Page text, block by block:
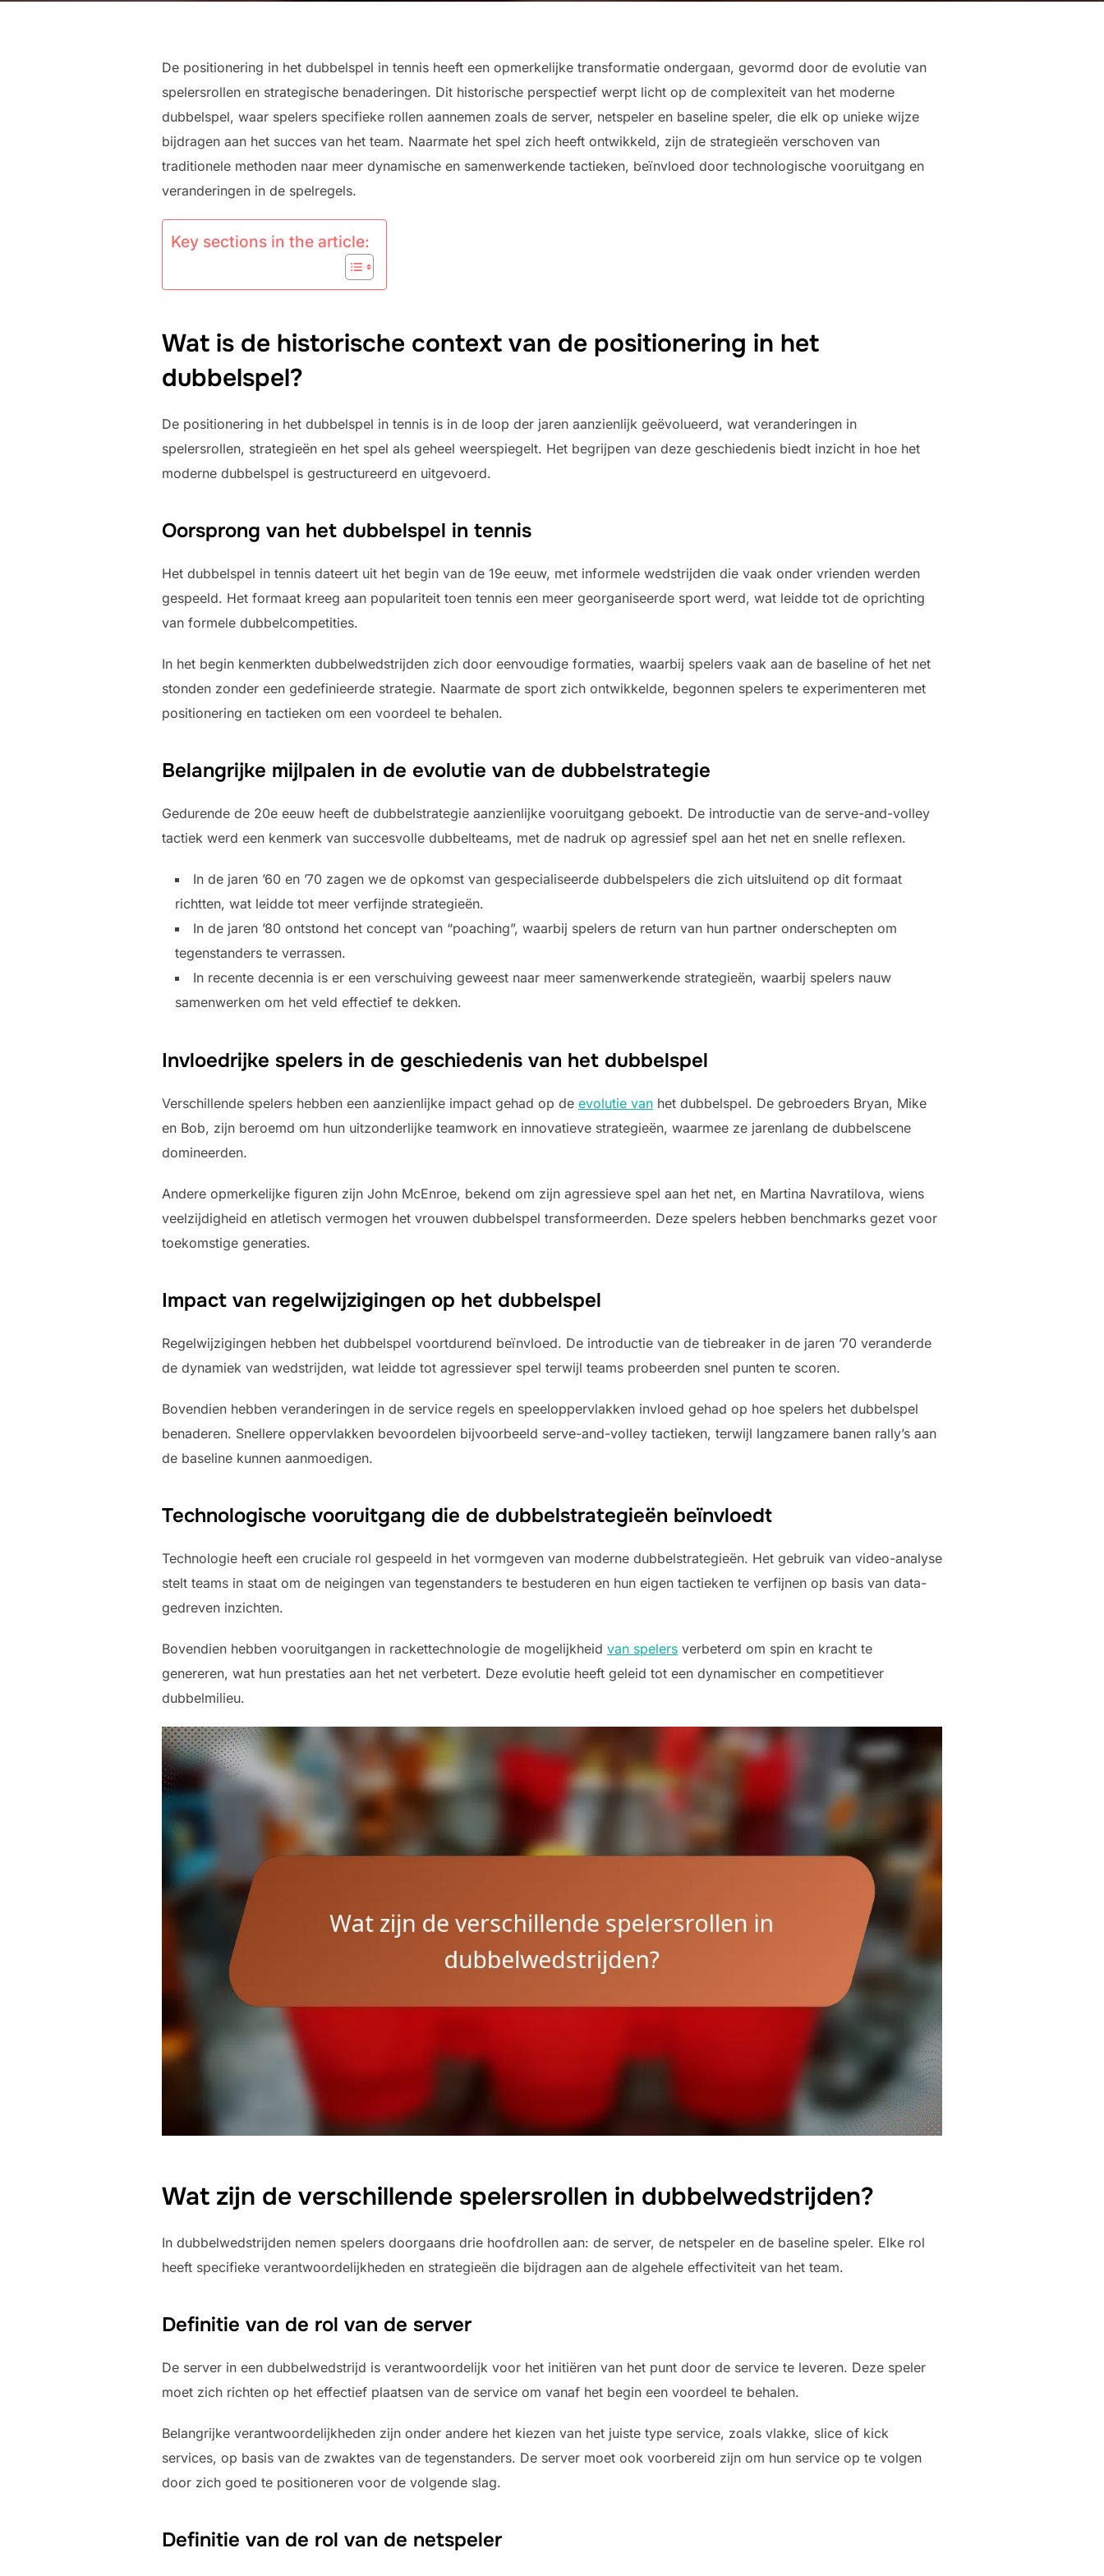
De positionering in het dubbelspel in tennis heeft een opmerkelijke transformatie ondergaan, gevormd door de evolutie van
spelersrollen en strategische benaderingen. Dit historische perspectief werpt licht op de complexiteit van het moderne
dubbelspel, waar spelers specifieke rollen aannemen zoals de server, netspeler en baseline speler, die elk op unieke wijze
bijdragen aan het succes van het team. Naarmate het spel zich heeft ontwikkeld, zijn de strategieën verschoven van
traditionele methoden naar meer dynamische en samenwerkende tactieken, beïnvloed door technologische vooruitgang en
veranderingen in de spelregels.
Key sections in the article:
Wat is de historische context van de positionering in het
dubbelspel?
De positionering in het dubbelspel in tennis is in de loop der jaren aanzienlijk geëvolueerd, wat veranderingen in
spelersrollen, strategieën en het spel als geheel weerspiegelt. Het begrijpen van deze geschiedenis biedt inzicht in hoe het
moderne dubbelspel is gestructureerd en uitgevoerd.
Oorsprong van het dubbelspel in tennis
Het dubbelspel in tennis dateert uit het begin van de 19e eeuw, met informele wedstrijden die vaak onder vrienden werden
gespeeld. Het formaat kreeg aan populariteit toen tennis een meer georganiseerde sport werd, wat leidde tot de oprichting
van formele dubbelcompetities.
In het begin kenmerkten dubbelwedstrijden zich door eenvoudige formaties, waarbij spelers vaak aan de baseline of het net
stonden zonder een gedefinieerde strategie. Naarmate de sport zich ontwikkelde, begonnen spelers te experimenteren met
positionering en tactieken om een voordeel te behalen.
Belangrijke mijlpalen in de evolutie van de dubbelstrategie
Gedurende de 20e eeuw heeft de dubbelstrategie aanzienlijke vooruitgang geboekt. De introductie van de serve-and-volley
tactiek werd een kenmerk van succesvolle dubbelteams, met de nadruk op agressief spel aan het net en snelle reflexen.
In de jaren ’60 en ’70 zagen we de opkomst van gespecialiseerde dubbelspelers die zich uitsluitend op dit formaat
richtten, wat leidde tot meer verfijnde strategieën.
In de jaren ’80 ontstond het concept van “poaching”, waarbij spelers de return van hun partner onderschepten om
tegenstanders te verrassen.
In recente decennia is er een verschuiving geweest naar meer samenwerkende strategieën, waarbij spelers nauw
samenwerken om het veld effectief te dekken.
Invloedrijke spelers in de geschiedenis van het dubbelspel
Verschillende spelers hebben een aanzienlijke impact gehad op de evolutie van het dubbelspel. De gebroeders Bryan, Mike
en Bob, zijn beroemd om hun uitzonderlijke teamwork en innovatieve strategieën, waarmee ze jarenlang de dubbelscene
domineerden.
Andere opmerkelijke figuren zijn John McEnroe, bekend om zijn agressieve spel aan het net, en Martina Navratilova, wiens
veelzijdigheid en atletisch vermogen het vrouwen dubbelspel transformeerden. Deze spelers hebben benchmarks gezet voor
toekomstige generaties.
Impact van regelwijzigingen op het dubbelspel
Regelwijzigingen hebben het dubbelspel voortdurend beïnvloed. De introductie van de tiebreaker in de jaren ’70 veranderde
de dynamiek van wedstrijden, wat leidde tot agressiever spel terwijl teams probeerden snel punten te scoren.
Bovendien hebben veranderingen in de service regels en speeloppervlakken invloed gehad op hoe spelers het dubbelspel
benaderen. Snellere oppervlakken bevoordelen bijvoorbeeld serve-and-volley tactieken, terwijl langzamere banen rally’s aan
de baseline kunnen aanmoedigen.
Technologische vooruitgang die de dubbelstrategieën beïnvloedt
Technologie heeft een cruciale rol gespeeld in het vormgeven van moderne dubbelstrategieën. Het gebruik van video-analyse
stelt teams in staat om de neigingen van tegenstanders te bestuderen en hun eigen tactieken te verfijnen op basis van data-
gedreven inzichten.
Bovendien hebben vooruitgangen in rackettechnologie de mogelijkheid van spelers verbeterd om spin en kracht te
genereren, wat hun prestaties aan het net verbetert. Deze evolutie heeft geleid tot een dynamischer en competitiever
dubbelmilieu.
Wat zijn de verschillende spelersrollen in dubbelwedstrijden?
In dubbelwedstrijden nemen spelers doorgaans drie hoofdrollen aan: de server, de netspeler en de baseline speler. Elke rol
heeft specifieke verantwoordelijkheden en strategieën die bijdragen aan de algehele effectiviteit van het team.
Definitie van de rol van de server
De server in een dubbelwedstrijd is verantwoordelijk voor het initiëren van het punt door de service te leveren. Deze speler
moet zich richten op het effectief plaatsen van de service om vanaf het begin een voordeel te behalen.
Belangrijke verantwoordelijkheden zijn onder andere het kiezen van het juiste type service, zoals vlakke, slice of kick
services, op basis van de zwaktes van de tegenstanders. De server moet ook voorbereid zijn om hun service op te volgen
door zich goed te positioneren voor de volgende slag.
Definitie van de rol van de netspeler